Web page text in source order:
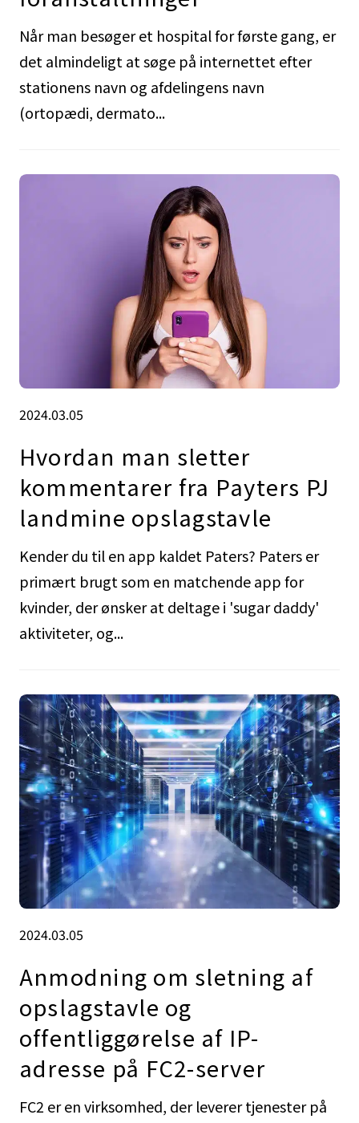
Når man besøger et hospital for første gang, er
det almindeligt at søge på internettet efter
stationens navn og afdelingens navn
(ortopædi, dermato...
2024.03.05
Hvordan man sletter
kommentarer fra Payters PJ
landmine opslagstavle
Kender du til en app kaldet Paters? Paters er
primært brugt som en matchende app for
kvinder, der ønsker at deltage i 'sugar daddy'
aktiviteter, og...
2024.03.05
Anmodning om sletning af
opslagstavle og
offentliggørelse af IP-
adresse på FC2-server
FC2 er en virksomhed, der leverer tjenester på